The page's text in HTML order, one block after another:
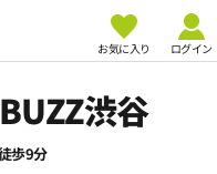
お気に入り ログイン
渋谷
歩9分